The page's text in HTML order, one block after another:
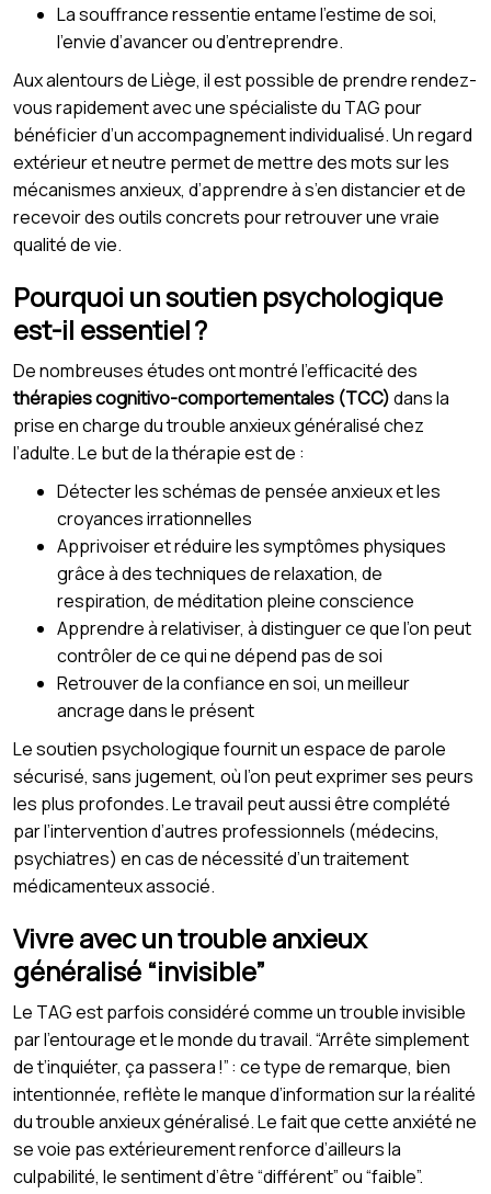
La souffrance ressentie entame l’estime de soi,
l’envie d’avancer ou d’entreprendre.
Aux alentours de Liège, il est possible de prendre rendez-
vous rapidement avec une spécialiste du TAG pour
bénéficier d’un accompagnement individualisé. Un regard
extérieur et neutre permet de mettre des mots sur les
mécanismes anxieux, d’apprendre à s’en distancier et de
recevoir des outils concrets pour retrouver une vraie
qualité de vie.
Pourquoi un soutien psychologique
est-il essentiel ?
De nombreuses études ont montré l’efficacité des
thérapies cognitivo-comportementales (TCC)dans la
prise en charge du trouble anxieux généralisé chez
l’adulte. Le but de la thérapie est de :
Détecter les schémas de pensée anxieux et les
croyances irrationnelles
Apprivoiser et réduire les symptômes physiques
grâce à des techniques de relaxation, de
respiration, de méditation pleine conscience
Apprendre à relativiser, à distinguer ce que l’on peut
contrôler de ce qui ne dépend pas de soi
Retrouver de la confiance en soi, un meilleur
ancrage dans le présent
Le soutien psychologique fournit un espace de parole
sécurisé, sans jugement, où l’on peut exprimer ses peurs
les plus profondes. Le travail peut aussi être complété
par l’intervention d’autres professionnels (médecins,
psychiatres) en cas de nécessité d’un traitement
médicamenteux associé.
Vivre avec un trouble anxieux
généralisé “invisible”
Le TAG est parfois considéré comme un trouble invisible
par l’entourage et le monde du travail. “Arrête simplement
de t’inquiéter, ça passera !” : ce type de remarque, bien
intentionnée, reflète le manque d’information sur la réalité
du trouble anxieux généralisé. Le fait que cette anxiété ne
se voie pas extérieurement renforce d’ailleurs la
culpabilité, le sentiment d’être “différent” ou “faible”.